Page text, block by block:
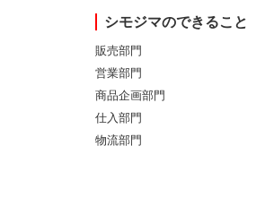
シモジマのできること
販売部門
営業部門
商品企画部門
仕入部門
物流部門